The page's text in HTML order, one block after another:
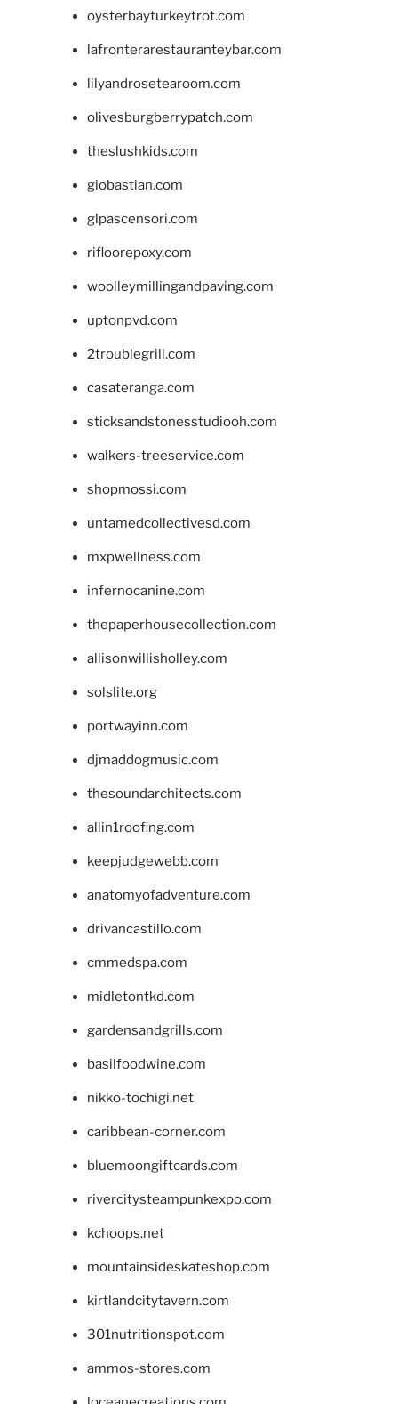
oysterbayturkeytrot.com
lafronterarestauranteybar.com
lilyandrosetearoom.com
olivesburgberrypatch.com
theslushkids.com
giobastian.com
glpascensori.com
rifloorepoxy.com
woolleymillingandpaving.com
uptonpvd.com
2troublegrill.com
casateranga.com
sticksandstonesstudiooh.com
walkers-treeservice.com
shopmossi.com
untamedcollectivesd.com
mxpwellness.com
infernocanine.com
thepaperhousecollection.com
allisonwillisholley.com
solslite.org
portwayinn.com
djmaddogmusic.com
thesoundarchitects.com
allin1roofing.com
keepjudgewebb.com
anatomyofadventure.com
drivancastillo.com
cmmedspa.com
midletontkd.com
gardensandgrills.com
basilfoodwine.com
nikko-tochigi.net
caribbean-corner.com
bluemoongiftcards.com
rivercitysteampunkexpo.com
kchoops.net
mountainsideskateshop.com
kirtlandcitytavern.com
301nutritionspot.com
ammos-stores.com